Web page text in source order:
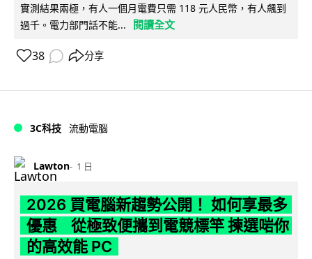
實測結果兩極，有人一個月電費只需 118 元人民幣，有人飆到
過千。電力部門話不能...
閱讀全文
38 分享
3C科技 流動電腦
Lawton 1 日
2026 買電腦新趨勢公開！ 如何享最多
優惠 從極致便攜到電競標竿 揀選啱你
的高效能 PC